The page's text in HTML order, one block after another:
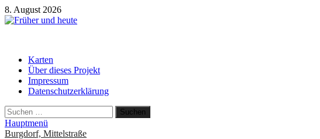
Zum
Inhalt
8. August 2026
Karten
Über dieses Projekt
Impressum
Datenschutzerklärung
Suchen
nach:
Hauptmenü
Burgdorf, Mittelstraße